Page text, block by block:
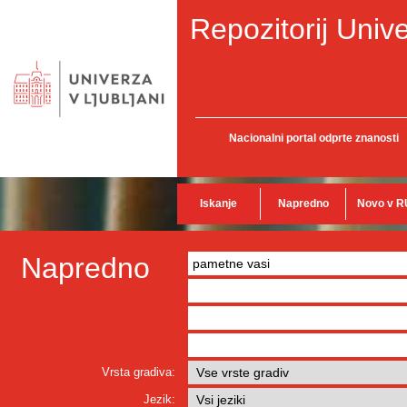
Repozitorij
Nacionalni portal odprte znanosti
Iskanje Napredno Novo v
Napredno
Vrsta gradiva:
Jezik: